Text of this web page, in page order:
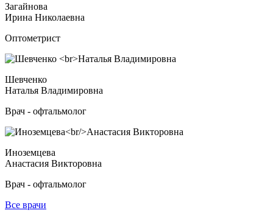
Загайнова
Ирина Николаевна
Оптометрист
Шевченко
Наталья Владимировна
Врач - офтальмолог
Иноземцева
Анастасия Викторовна
Врач - офтальмолог
Все врачи